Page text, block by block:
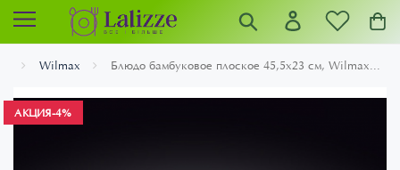
Wilmax Блюдо бамбуковое плоское 45,5х23 см, Wilmax...
АКЦИЯ-4%